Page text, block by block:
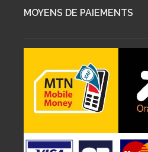
MOYENS DE PAIEMENTS